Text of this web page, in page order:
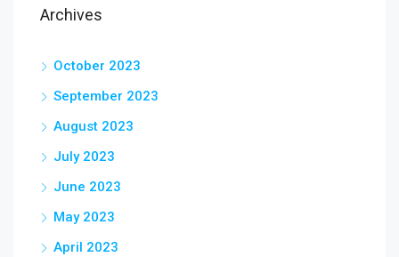
Archives
October 2023
September 2023
August 2023
July 2023
June 2023
May 2023
April 2023